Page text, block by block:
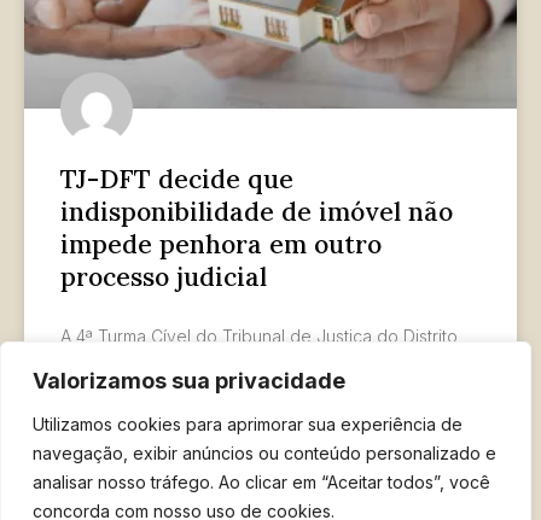
Valorizamos sua privacidade
Utilizamos cookies para aprimorar sua experiência de
navegação, exibir anúncios ou conteúdo personalizado e
analisar nosso tráfego. Ao clicar em “Aceitar todos”, você
concorda com nosso uso de cookies.
TJ-DFT decide que
indisponibilidade de imóvel não
impede penhora em outro
processo judicial
A 4ª Turma Cível do Tribunal de Justiça do Distrito
autuado sob nº 0731325-77.2023.8.07.0000, decidiu,
LER MAIS »